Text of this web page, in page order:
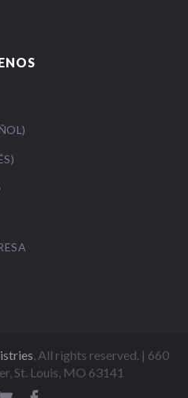
, All rights reserved. | 660
St. Louis, MO 63141